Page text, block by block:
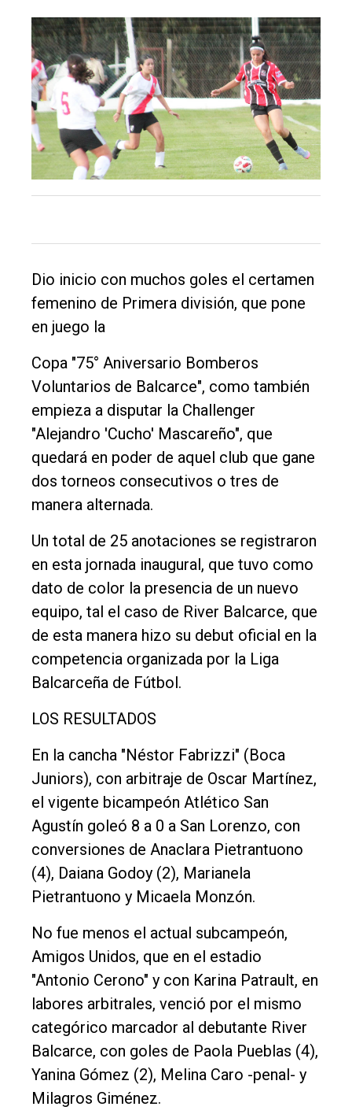
El
único
DIARIO
Tendencia
Int.
General
Política
Cultura
Entrevistas
Rural
Deportes
Fúnebres
Edición
Empresa
Nosotros
Contacto
Dio inicio con muchos goles el certamen
femenino de Primera división, que pone
en juego la
Copa "75° Aniversario Bomberos
Voluntarios de Balcarce", como también
empieza a disputar la Challenger
"Alejandro 'Cucho' Mascareño", que
quedará en poder de aquel club que gane
dos torneos consecutivos o tres de
manera alternada.
Un total de 25 anotaciones se registraron
en esta jornada inaugural, que tuvo como
dato de color la presencia de un nuevo
equipo, tal el caso de River Balcarce, que
de esta manera hizo su debut oficial en la
competencia organizada por la Liga
Balcarceña de Fútbol.
LOS RESULTADOS
En la cancha "Néstor Fabrizzi" (Boca
Juniors), con arbitraje de Oscar Martínez,
el vigente bicampeón Atlético San
Agustín goleó 8 a 0 a San Lorenzo, con
conversiones de Anaclara Pietrantuono
(4), Daiana Godoy (2), Marianela
Pietrantuono y Micaela Monzón.
No fue menos el actual subcampeón,
Amigos Unidos, que en el estadio
"Antonio Cerono" y con Karina Patrault, en
labores arbitrales, venció por el mismo
categórico marcador al debutante River
Balcarce, con goles de Paola Pueblas (4),
Yanina Gómez (2), Melina Caro -penal- y
Milagros Giménez.